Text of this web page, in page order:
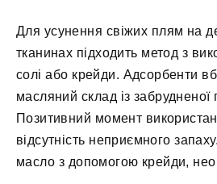
Для усунення свіжих плям на
тканинах підходить метод з
солі або крейди. Адсорбенти
масляний склад із забрудненої
Позитивний момент
відсутність неприємного
масло з допомогою крейди,